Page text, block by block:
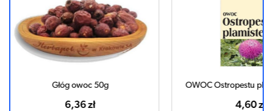
OWOC Ostropestu plamistego 100g